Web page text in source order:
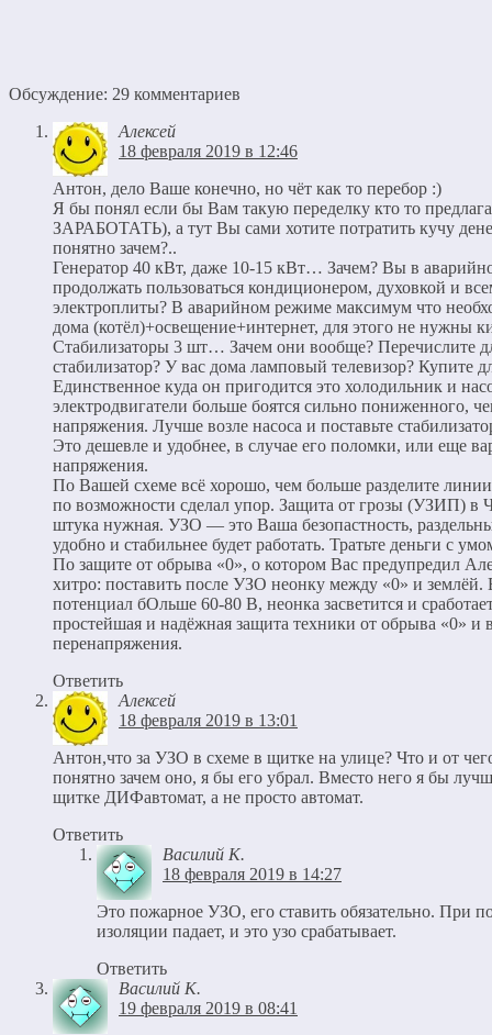
Обсуждение: 29 комментариев
Алексей
18 февраля 2019 в 12:46
Антон, дело Ваше конечно, но чёт как то перебор :)
Я бы понял если бы Вам такую переделку кто то
ЗАРАБОТАТЬ), а тут Вы сами хотите потратить кучу
понятно зачем?..
Генератор 40 кВт, даже 10-15 кВт… Зачем? Вы в
продолжать пользоваться кондиционером, духовкой и
электроплиты? В аварийном режиме максимум что
дома (котёл)+освещение+интернет, для этого не нужны
Стабилизаторы 3 шт… Зачем они вообще? Перечислите
стабилизатор? У вас дома ламповый телевизор? Купите
Единственное куда он пригодится это холодильник и
электродвигатели больше боятся сильно пониженного,
напряжения. Лучше возле насоса и поставьте
Это дешевле и удобнее, в случае его поломки, или еще
напряжения.
По Вашей схеме всё хорошо, чем больше разделите
по возможности сделал упор. Защита от грозы
штука нужная. УЗО — это Ваша безопастность,
удобно и стабильнее будет работать. Тратьте деньги с
По защите от обрыва «0», о котором Вас предупредил
хитро: поставить после УЗО неонку между «0» и землёй.
потенциал бОльше 60-80 В, неонка засветится и
простейшая и надёжная защита техники от обрыва «0» и
перенапряжения.
Ответить
Алексей
18 февраля 2019 в 13:01
Антон,что за УЗО в схеме в щитке на улице? Что и от
понятно зачем оно, я бы его убрал. Вместо него я бы
щитке ДИФавтомат, а не просто автомат.
Ответить
Василий К.
18 февраля 2019 в 14:27
Это пожарное УЗО, его ставить обязательно. При
изоляции падает, и это узо срабатывает.
Ответить
Василий К.
19 февраля 2019 в 08:41